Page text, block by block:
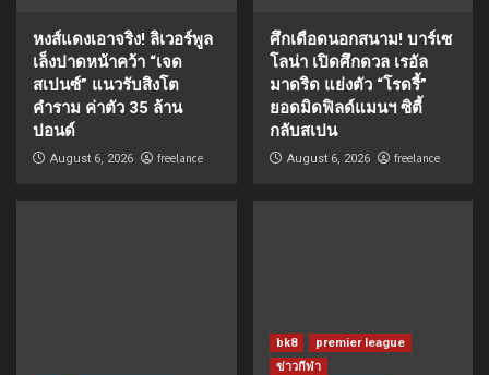
หงส์แดงเอาจริง! ลิเวอร์พูล
เล็งปาดหน้าคว้า “เจด
สเปนซ์” แนวรับสิงโต
คำราม ค่าตัว 35 ล้าน
ปอนด์
August 6, 2026 freelance
ศึกเดือดนอกสนาม! บาร์เซ
โลน่า เปิดศึกดวล เรอัล
มาดริด แย่งตัว “โรดรี้”
ยอดมิดฟิลด์แมนฯ ซิตี้
กลับสเปน
August 6, 2026 freelance
bk8
premier league
ข่าวกีฬา